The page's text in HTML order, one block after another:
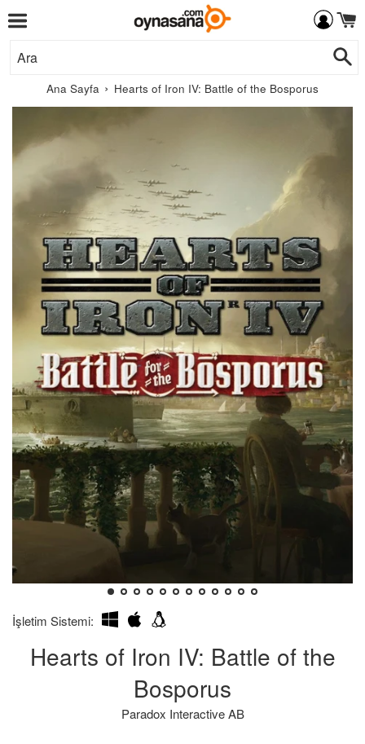
Menü
Ana Sayfa › Hearts of Iron IV: Battle of the Bosporus
Interactive
AB
Hearts of Iron IV: Battle of the
Bosporus
Paradox Interactive AB
Kendim
Aldığımı:
Bilgilerin
olması
İşletim Sistemi: